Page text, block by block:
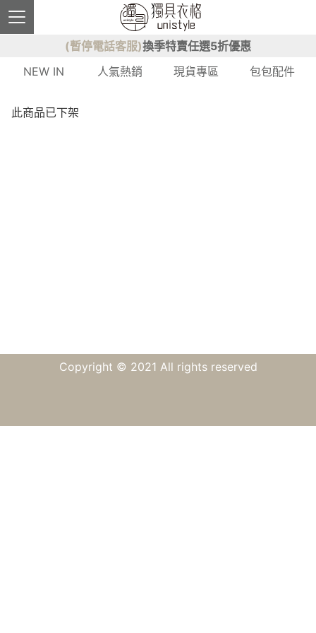
(暫停電話客服)換季特賣任選5折優惠
NEW IN
人氣熱銷 現貨專區 包包配件
此商品已下架
Copyright © 2021 All rights reserved